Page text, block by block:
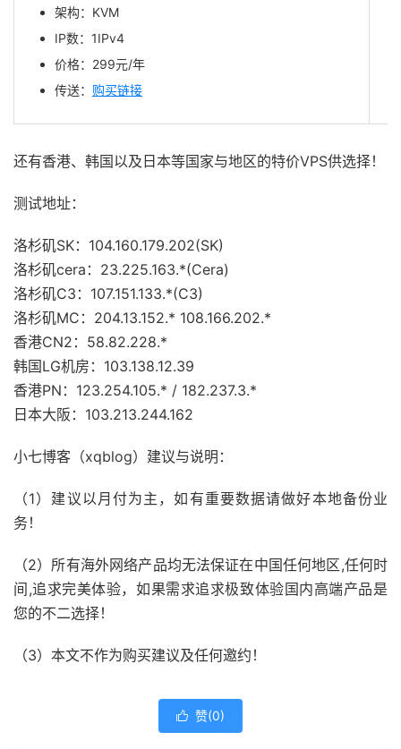
架构：KVM
IP数：1IPv4
价格：299元/年
传送： 购买链接
还有香港、韩国以及日本等国家与地区的特价VPS供选择！
测试地址：
洛杉矶SK：104.160.179.202(SK)
洛杉矶cera：23.225.163.*(Cera)
洛杉矶C3：107.151.133.*(C3)
洛杉矶MC：204.13.152.* 108.166.202.*
香港CN2：58.82.228.*
韩国LG机房：103.138.12.39
香港PN：123.254.105.* / 182.237.3.*
日本大阪：103.213.244.162
小七博客（xqblog）建议与说明：
（1）建议以月付为主，如有重要数据请做好本地备份业
务！
（2）所有海外网络产品均无法保证在中国任何地区,任何时
间,追求完美体验，如果需求追求极致体验国内高端产品是
您的不二选择！
（3）本文不作为购买建议及任何邀约！
 赞(0)